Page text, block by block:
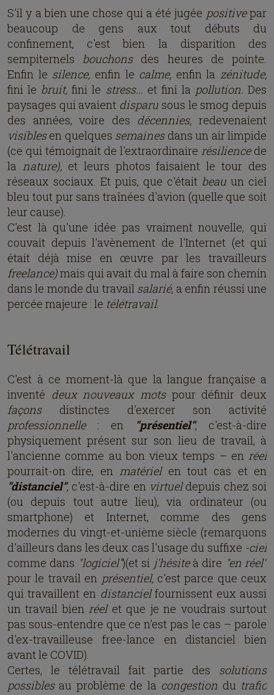
S'il y a bien une chose qui a été jugée positivepar
beaucoup de gens aux tout débuts du
confinement, c'est bien la disparition des
sempiternels bouchonsdes heures de pointe.
Enfin le silence, enfin le calme, enfin la zénitude,
fini le bruit, fini le stress... et fini la pollution. Des
paysages qui avaient disparu sous le smog depuis
des années, voire des décennies, redevenaient
visiblesen quelques semainesdans un air limpide
(ce qui témoignait de l'extraordinaire résiliencede
la nature),et leurs photos faisaient le tour des
réseaux sociaux. Et puis, que c'était beau un ciel
bleu tout pur sans traînées d'avion (quelle que soit
leur cause).
C'est là qu'une idée pas vraiment nouvelle, qui
couvait depuis l'avènement de l'Internet (et qui
était déjà mise en œuvre par les travailleurs
freelance)mais qui avait du mal à faire son chemin
dans le monde du travail salarié, a enfin réussi une
percée majeure : le télétravail.
Télétravail
C'est à ce moment-là que la langue française a
inventé deux nouveaux motspour définir deux
façonsdistinctes d'exercer son activité
professionnelle: en "présentiel", c'est-à-dire
physiquement présent sur son lieu de travail, à
l'ancienne comme au bon vieux temps – en réel
pourrait-on dire, en matérielen tout cas et en
"distanciel", c'est-à-dire en virtueldepuis chez soi
(ou depuis tout autre lieu), via ordinateur (ou
smartphone) et Internet, comme des gens
modernes du vingt-et-unième siècle (remarquons
d'ailleurs dans les deux cas l'usage du suffixe -ciel
comme dans "logiciel")(et si j'hésiteà dire "en réel"
pour le travail en présentiel,c'est parce que ceux
qui travaillent en distancielfournissent eux aussi
un travail bien réelet que je ne voudrais surtout
pas sous-entendre que ce n'est pas le cas – parole
d'ex-travailleuse free-lance en distanciel bien
avant le COVID).
Certes, le télétravail fait partie des solutions
possiblesau problème de la congestion du trafic